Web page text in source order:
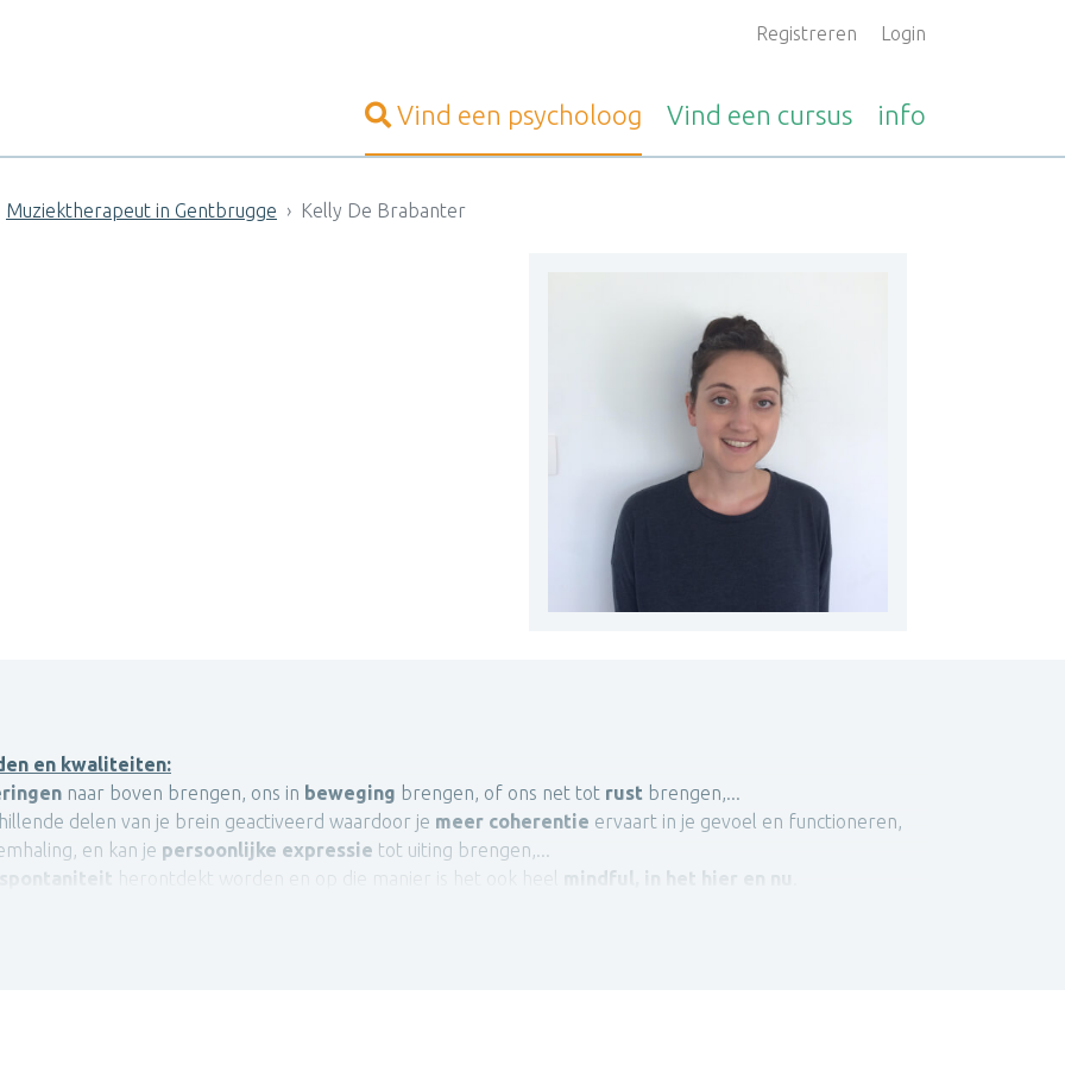
Registreren Login
Vind een psycholoog Vind een cursus info
Muziektherapeut in Gentbrugge Kelly De Brabanter
en kwaliteiten:
naar boven brengen, ons in beweging brengen, of ons net tot rust brengen,...
delen van je brein geactiveerd waardoor je meer coherentie ervaart in je gevoel en functioneren,
en kan je persoonlijke expressie tot uiting brengen,...
spontaniteit herontdekt worden en op die manier is het ook heel mindful, in het hier en nu
waarop we te werk gaan.